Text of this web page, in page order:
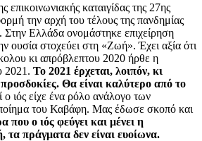
επικοινωνιακής καταιγίδας της 27ης
την αρχή του τέλους της πανδημίας
Ελλάδα ονομάστηκε επιχείρηση
ουσία στοχεύει στη «Ζωή». Έχει αξία ότι
κι απρόβλεπτου 2020 ήρθε η
2021. Το 2021 έρχεται, λοιπόν, κι
Θα είναι καλύτερο από το
ιός είχε ένα ρόλο ανάλογο των
του Καβάφη. Μας έδωσε σκοπό και
που ο ιός φεύγει και μένει η
τα πράγματα δεν είναι ευοίωνα.